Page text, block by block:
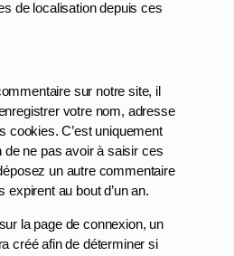
de localisation depuis ces
sur notre site, il
votre nom, adresse
cookies. C’est uniquement
de ne pas avoir à saisir ces
un autre commentaire
expirent au bout d’un an.
la page de connexion, un
créé afin de déterminer si